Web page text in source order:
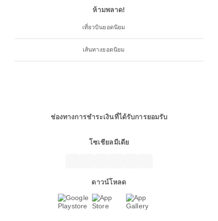
ห้ามพลาด!
เที่ยวบินยอดนิยม
เส้นทางยอดนิยม
ช่องทางการชำระเงินที่ได้รับการยอมรับ
โซเชียลมีเดีย
ดาวน์โหลด